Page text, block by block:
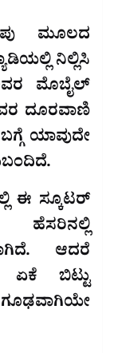
ಮೂಲದ
ನಿಲ್ಲಿಸಿ
ಮೊಬೈಲ್
ದೂರವಾಣಿ
ಯಾವುದೇ
ಈ ಸ್ಕೂಟರ್
ಆದರೆ
ಏಕೆ ಬಿಟ್ಟು